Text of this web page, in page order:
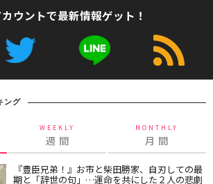
ウントで最新情報ゲット！
ング
WEEKLY
週 間
MONTHLY
月 間
『豊臣兄弟！』お市と柴田勝家、自刃しての最
期と「辞世の句」…運命を共にした２人の悲劇